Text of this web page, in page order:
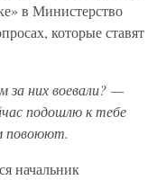
в Министерство
которые ставят
них воевали? —
подошлю к тебе
повоюют.
начальник